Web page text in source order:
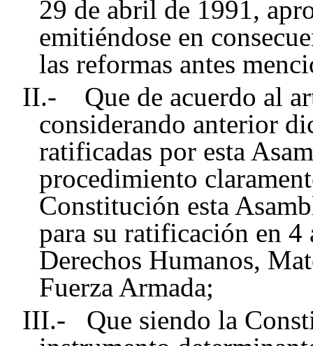
29 de abril de 1991,
emitiéndose en
las reformas antes
II.- Que de acuerdo al
considerando anterior
ratificadas por esta
procedimiento
Constitución esta
para su ratificación en 4
Derechos Humanos,
Fuerza Armada;
III.- Que siendo la